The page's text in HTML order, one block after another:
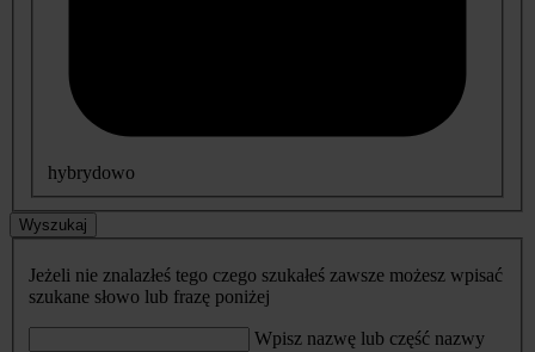
hybrydowo
Wyszukaj
Jeżeli nie znalazłeś tego czego szukałeś zawsze możesz wpisać
szukane słowo lub frazę poniżej
Wpisz nazwę lub część nazwy